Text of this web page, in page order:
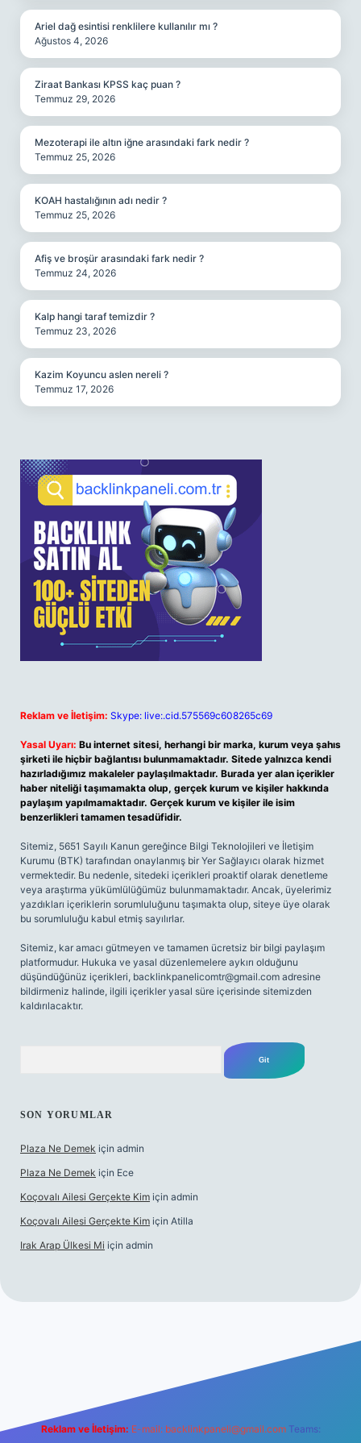
Ariel dağ esintisi renklilere kullanılır mı ?
Ağustos 4, 2026
Ziraat Bankası KPSS kaç puan ?
Temmuz 29, 2026
Mezoterapi ile altın iğne arasındaki fark nedir ?
Temmuz 25, 2026
KOAH hastalığının adı nedir ?
Temmuz 25, 2026
Afiş ve broşür arasındaki fark nedir ?
Temmuz 24, 2026
Kalp hangi taraf temizdir ?
Temmuz 23, 2026
Kazim Koyuncu aslen nereli ?
Temmuz 17, 2026
Reklam ve İletişim: Skype: live:.cid.575569c608265c69
Yasal Uyarı: Bu internet sitesi, herhangi bir marka, kurum veya şahıs
şirketi ile hiçbir bağlantısı bulunmamaktadır. Sitede yalnızca kendi
hazırladığımız makaleler paylaşılmaktadır. Burada yer alan içerikler
haber niteliği taşımamakta olup, gerçek kurum ve kişiler hakkında
paylaşım yapılmamaktadır. Gerçek kurum ve kişiler ile isim
benzerlikleri tamamen tesadüfidir.
Sitemiz, 5651 Sayılı Kanun gereğince Bilgi Teknolojileri ve İletişim
Kurumu (BTK) tarafından onaylanmış bir Yer Sağlayıcı olarak hizmet
vermektedir. Bu nedenle, sitedeki içerikleri proaktif olarak denetleme
veya araştırma yükümlülüğümüz bulunmamaktadır. Ancak, üyelerimiz
yazdıkları içeriklerin sorumluluğunu taşımakta olup, siteye üye olarak
bu sorumluluğu kabul etmiş sayılırlar.
Sitemiz, kar amacı gütmeyen ve tamamen ücretsiz bir bilgi paylaşım
platformudur. Hukuka ve yasal düzenlemelere aykırı olduğunu
düşündüğünüz içerikleri, backlinkpanelicomtr@gmail.com adresine
bildirmeniz halinde, ilgili içerikler yasal süre içerisinde sitemizden
kaldırılacaktır.
SON YORUMLAR
Plaza Ne Demek için admin
Plaza Ne Demek için Ece
Koçovalı Ailesi Gerçekte Kim için admin
Koçovalı Ailesi Gerçekte Kim için Atilla
Irak Arap Ülkesi Mi için admin
Reklam ve İletişim: E-mail: backlinkpaneli@gmail.com Teams: